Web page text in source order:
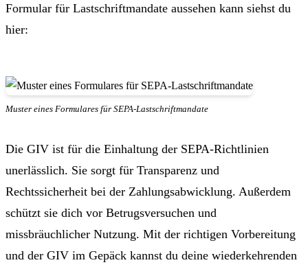
Formular für Lastschriftmandate aussehen kann siehst du
hier:
Muster eines Formulares für SEPA-Lastschriftmandate
Die GIV ist für die Einhaltung der SEPA-Richtlinien
unerlässlich. Sie sorgt für Transparenz und
Rechtssicherheit bei der Zahlungsabwicklung. Außerdem
schützt sie dich vor Betrugsversuchen und
missbräuchlicher Nutzung. Mit der richtigen Vorbereitung
und der GIV im Gepäck kannst du deine wiederkehrenden